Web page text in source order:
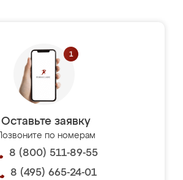
Оставьте заявку
Позвоните по номерам
8 (800) 511-89-55
8 (495) 665-24-01